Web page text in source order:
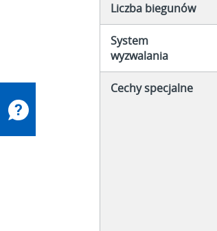
Liczba biegunów
System
wyzwalania
Cechy specjalne